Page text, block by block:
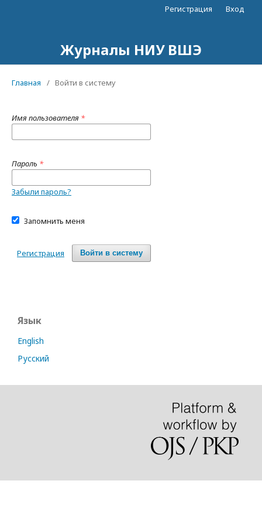
Журналы НИУ ВШЭ
Регистрация Вход
Главная / Войти в систему
Имя пользователя *
Пароль *
Забыли пароль?
Запомнить меня
Войти в систему
Регистрация
Язык
English
Русский